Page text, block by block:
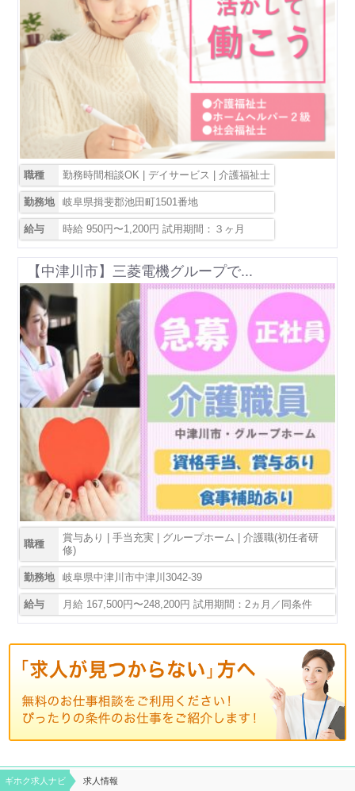
職種 勤務時間相談OK | デイサービス | 介護福祉士
勤務地 岐阜県揖斐郡池田町1501番地
給与 時給 950円〜1,200円 試用期間：３ヶ月
【中津川市】三菱電機グループで...
職種
賞与あり | 手当充実 | グループホーム | 介護職(初任者研
修)
勤務地 岐阜県中津川市中津川3042-39
給与 月給 167,500円〜248,200円 試用期間：2ヵ月／同条件
ギホク求⼈ナビ 求人情報